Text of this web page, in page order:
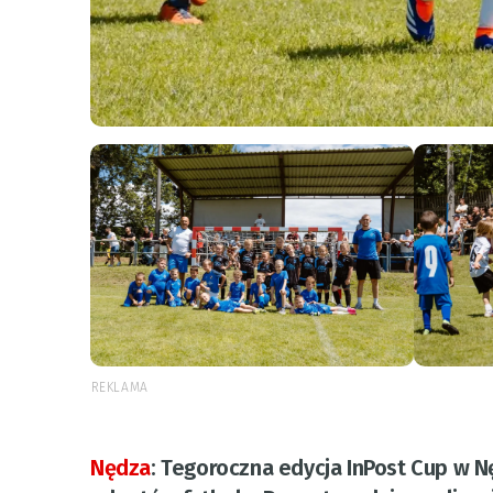
REKLAMA
Nędza:Tegoroczna edycja InPost Cup w